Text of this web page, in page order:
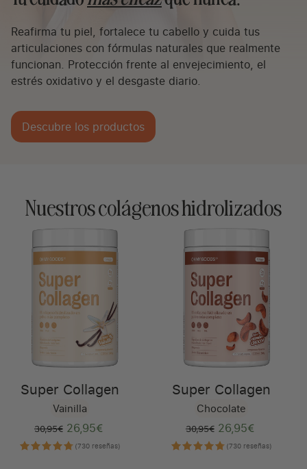
Reafirma tu piel, fortalece tu cabello y cuida tus
articulaciones con fórmulas naturales que realmente
funcionan. Protección frente al envejecimiento, el
estrés oxidativo y el desgaste diario.
Descubre los productos
Nuestros colágenos hidrolizados
Super Collagen
Vainilla
26,95€ Precio de venta
Precio regular
30,95€
(730 reseñas)
Super Collagen
Chocolate
26,95€
Precio regular
30,95€
(730 reseñas)